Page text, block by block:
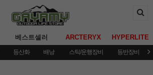
베스트셀러 ARCTERYX HYPERLITE
등산화 배낭 스틱/운행장비 등반장비